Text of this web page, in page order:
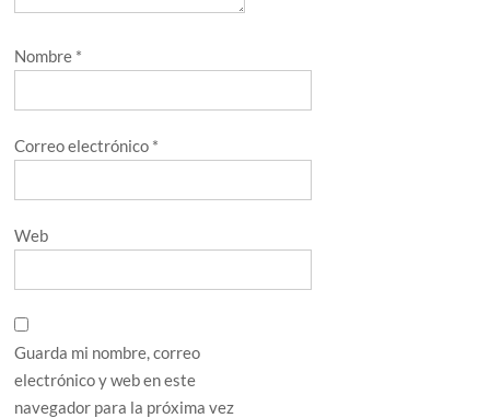
Nombre *
Correo electrónico *
Web
Guarda mi nombre, correo
electrónico y web en este
navegador para la próxima vez